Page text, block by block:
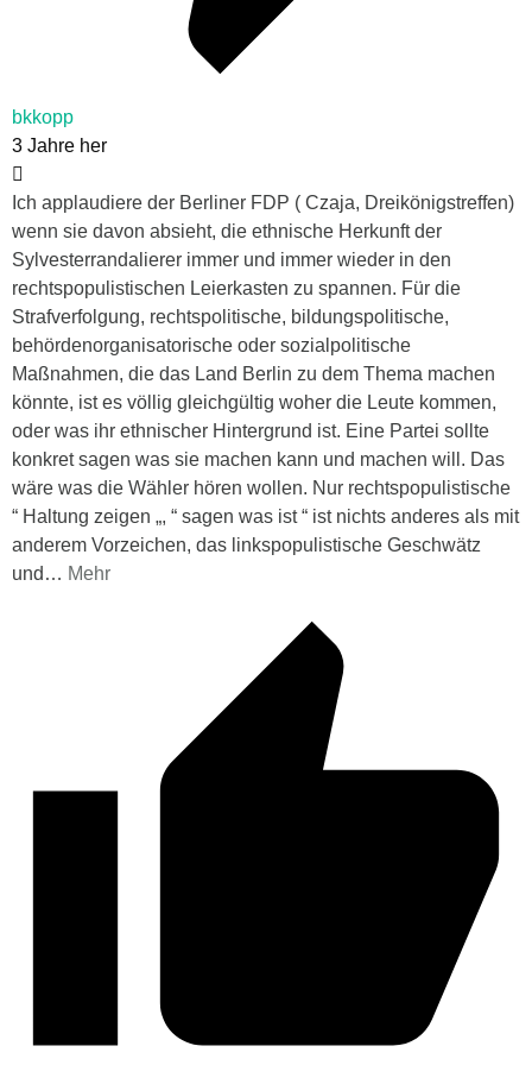
bkkopp
3 Jahre her
Ich applaudiere der Berliner FDP ( Czaja, Dreikönigstreffen)
wenn sie davon absieht, die ethnische Herkunft der
Sylvesterrandalierer immer und immer wieder in den
rechtspopulistischen Leierkasten zu spannen. Für die
Strafverfolgung, rechtspolitische, bildungspolitische,
behördenorganisatorische oder sozialpolitische
Maßnahmen, die das Land Berlin zu dem Thema machen
könnte, ist es völlig gleichgültig woher die Leute kommen,
oder was ihr ethnischer Hintergrund ist. Eine Partei sollte
konkret sagen was sie machen kann und machen will. Das
wäre was die Wähler hören wollen. Nur rechtspopulistische
“ Haltung zeigen „, “ sagen was ist “ ist nichts anderes als mit
anderem Vorzeichen, das linkspopulistische Geschwätz
und … Mehr